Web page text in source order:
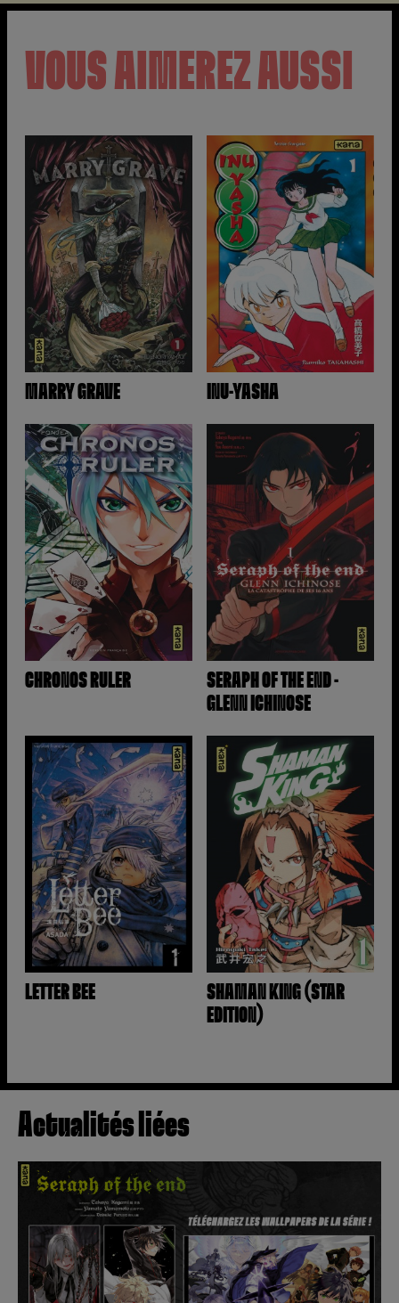
VOUS AIMEREZ AUSSI
MARRY GRAVE INU-YASHA
CHRONOS RULER
SERAPH OF THE END -
GLENN ICHINOSE
LETTER BEE
SHAMAN KING (STAR
EDITION)
Actualités liées